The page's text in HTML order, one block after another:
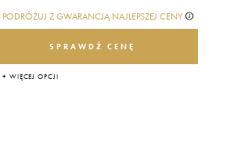
PODRÓŻUJ Z GWARANCJĄ NAJLEPSZEJ CENY
SPRAWDŹ CENĘ
+ WIĘCEJ OPCJI